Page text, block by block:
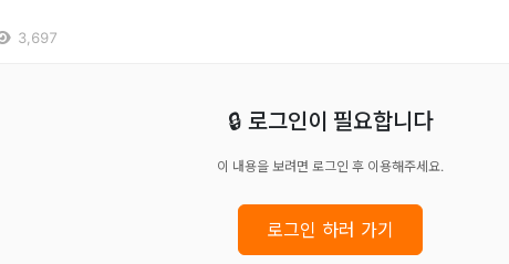
3,697
🔒 로그인이 필요합니다
이 내용을 보려면 로그인 후 이용해주세요.
로그인 하러 가기